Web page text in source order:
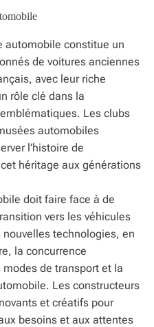
automobile constitue un
de voitures anciennes
avec leur riche
rôle clé dans la
Les clubs
automobiles
l’histoire de
héritage aux générations
doit faire face à de
vers les véhicules
technologies, en
la concurrence
de transport et la
Les constructeurs
et créatifs pour
besoins et aux attentes